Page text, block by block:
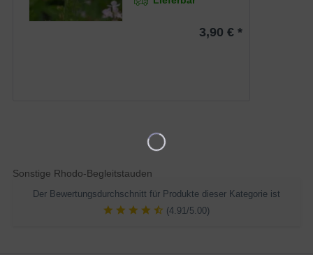
3,90 € *
Sonstige Rhodo-Begleitstauden
Der Bewertungsdurchschnitt für Produkte dieser Kategorie ist
(4.91/5.00)